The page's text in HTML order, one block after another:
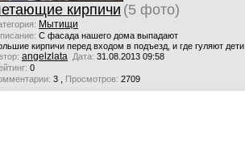
кирпичи (5 фото)
Мытищи
С фасада нашего дома выпадают
кирпичи перед входом в подъезд, и где гуляют дети
angelzlata Дата: 31.08.2013 09:58
0
3 , Просмотров: 2709